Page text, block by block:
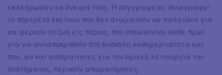
εκπλήρωσαν τα όνειρά τους. Η συγγραφέας σκιαγραφεί
το πορτρέτο εκείνων που δεν σταματούν να παλεύουν για
να φέρουν τη ζωή εις πέρας, που σηκώνονται κάθε πρωί
για να ανταποκριθούν στη δύσκολη καθημερινότητα και
που, αν και απαραίτητες για την ομαλή λειτουργία του
συστήματος, περνούν απαρατήρητες.